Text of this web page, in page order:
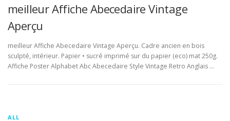
meilleur Affiche Abecedaire Vintage
Aperçu
meilleur Affiche Abecedaire Vintage Aperçu. Cadre ancien en bois
sculpté, intérieur. Papier • sucré imprimé sur du papier (eco) mat 250g.
Affiche Poster Alphabet Abc Abecedaire Style Vintage Retro Anglais …
ALL